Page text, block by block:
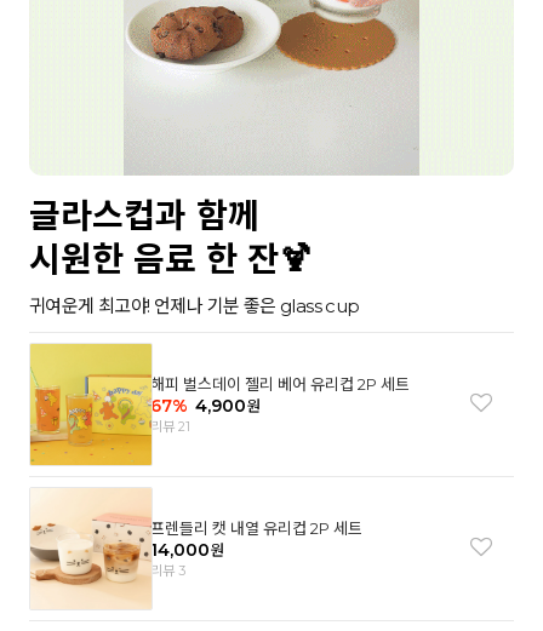
글라스컵과 함께
시원한 음료 한 잔🍹
귀여운게 최고야! 언제나 기분 좋은 glass cup
해피 벌스데이 젤리 베어 유리컵 2P 세트
67% 4,900원
리뷰 21
프렌들리 캣 내열 유리컵 2P 세트
14,000원
리뷰 3